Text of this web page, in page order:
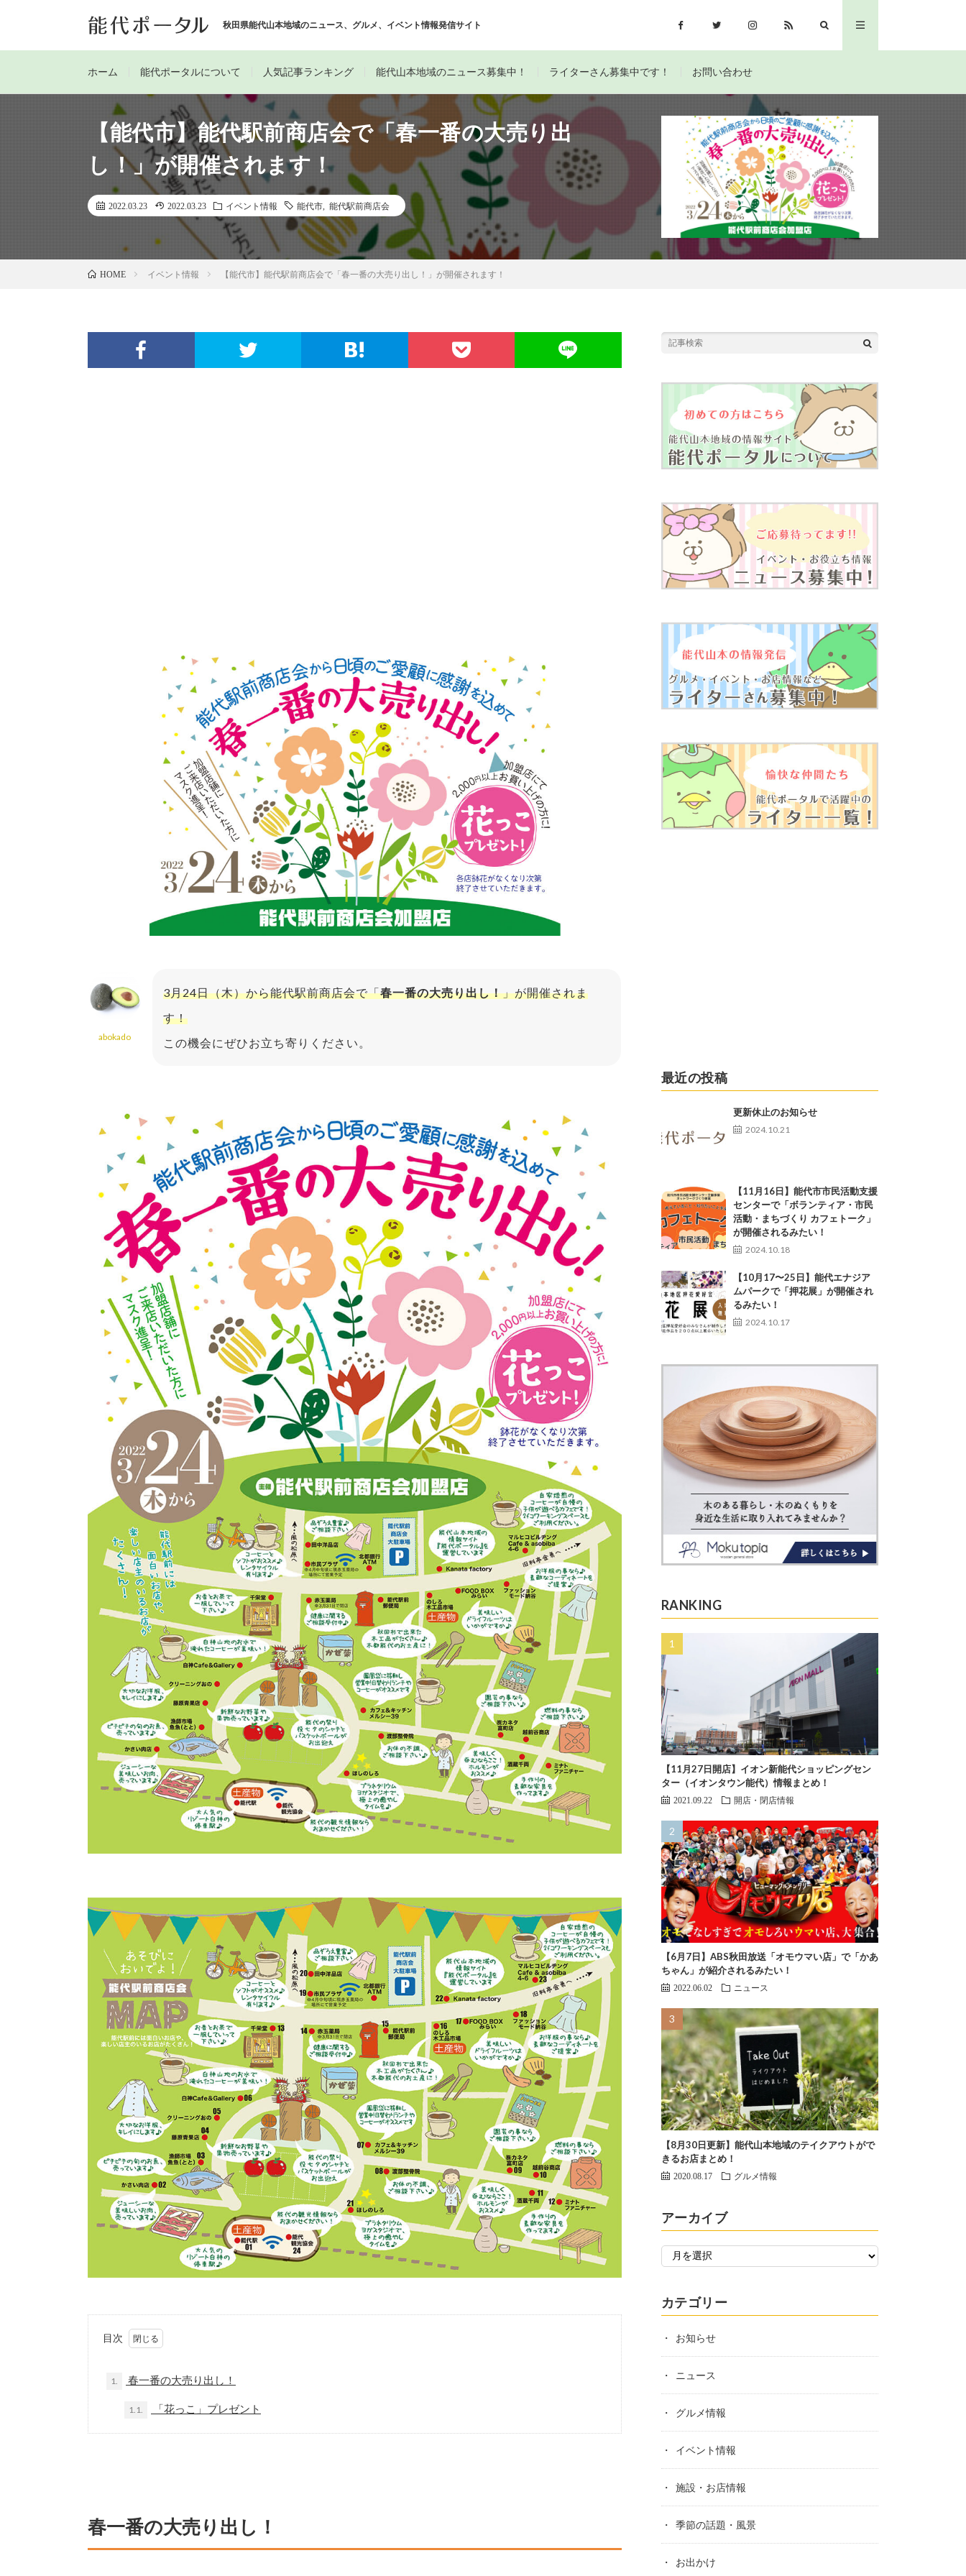
秋田県能代山本地域のニュース、グルメ、イベント情報発信サイト
ホーム 能代ポータルについて 人気記事ランキング 能代山本地域のニュース募集中！ ライターさん募集中です！ お問い合わせ
【能代市】能代駅前商店会で「春一番の大売り出
し！」が開催されます！
2022.03.23 2022.03.23 イベント情報 能代市 能代駅前商店会
HOME イベント情報 【能代市】能代駅前商店会で「春一番の大売り出し！」が開催されます！
abokado
3月24日（木）から能代駅前商店会で「春一番の大売り出し！」が開催されま
す！
この機会にぜひお立ち寄りください。
目次
1. 春一番の大売り出し！
1.1. 「花っこ」プレゼント
春一番の大売り出し！
最近の投稿
更新休止のお知らせ
2024.10.21
【11月16日】能代市市民活動支援
センターで「ボランティア・市民
活動・まちづくり カフェトーク」
が開催されるみたい！
2024.10.18
【10月17〜25日】能代エナジア
ムパークで「押花展」が開催され
るみたい！
2024.10.17
RANKING
【11月27日開店】イオン新能代ショッピングセン
ター（イオンタウン能代）情報まとめ！
2021.09.22 開店・閉店情報
【6月7日】ABS秋田放送「オモウマい店」で「かあ
ちゃん」が紹介されるみたい！
2022.06.02 ニュース
【8月30日更新】能代山本地域のテイクアウトがで
きるお店まとめ！
2020.08.17 グルメ情報
アーカイブ
カテゴリー
お知らせ
ニュース
グルメ情報
イベント情報
施設・お店情報
季節の話題・風景
お出かけ